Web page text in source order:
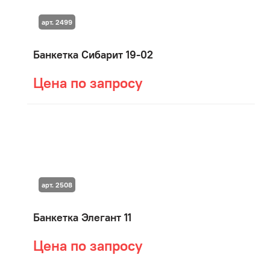
Банкетка Сибарит 19-02
Цена по запросу
арт. 2499
Банкетка Элегант 11
Цена по запросу
арт. 2508